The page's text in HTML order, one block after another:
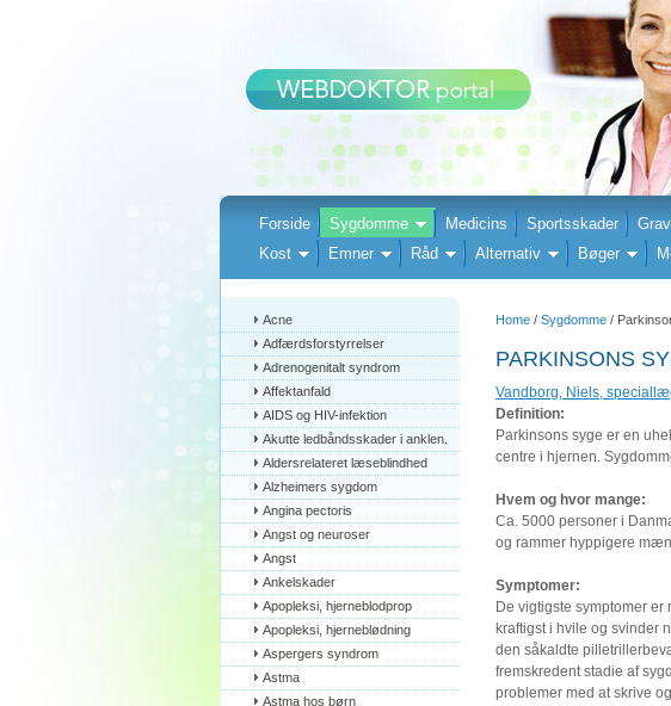
Forside Sygdomme Medicins Sportsskader
Kost
Emner Råd Alternativ Bøger
Acne
Adfærdsforstyrrelser
Adrenogenitalt syndrom
Affektanfald
AIDS og HIV-infektion
Akutte ledbåndsskader i anklen.
Aldersrelateret læseblindhed
Alzheimers sygdom
Angina pectoris
Angst og neuroser
Angst
Ankelskader
Apopleksi, hjerneblodprop
Apopleksi, hjerneblødning
Aspergers syndrom
Astma
Astma hos børn
Home / Sygdomme /
PARKINSONS
Vandborg, Niels,
Definition:
Parkinsons syge er en
centre i hjernen.
Hvem og hvor mange:
Ca. 5000 personer i
og rammer hyppigere
Symptomer:
De vigtigste symptomer
kraftigst i hvile og svinder
den såkaldte
fremskredent stadie af
problemer med at skrive